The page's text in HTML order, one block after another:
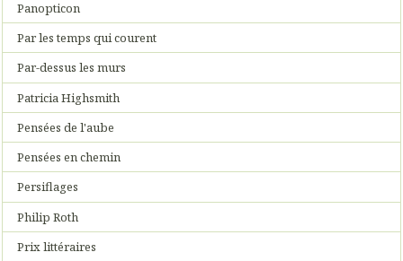
Panopticon
Par les temps qui courent
Par-dessus les murs
Patricia Highsmith
Pensées de l'aube
Pensées en chemin
Persiflages
Philip Roth
Prix littéraires